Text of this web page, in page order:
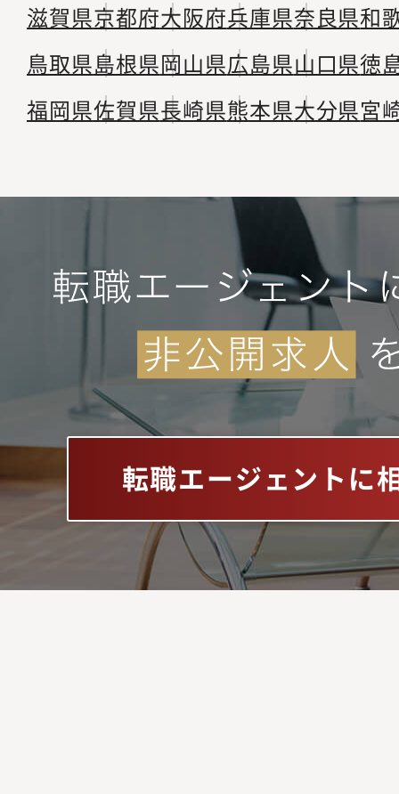
滋賀県京都府大阪府兵庫県奈良県和
鳥取県島根県岡山県広島県山口県徳
福岡県佐賀県長崎県熊本県大分県宮
転職エージェントに